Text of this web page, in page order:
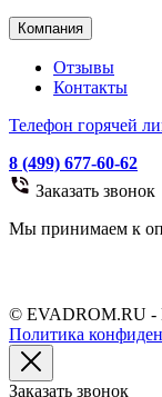
Компания
Отзывы
Контакты
Телефон горячей
8 (499) 677-60-62
Заказать звонок
Мы принимаем к
© EVADROM.RU -
Политика
Заказать звонок